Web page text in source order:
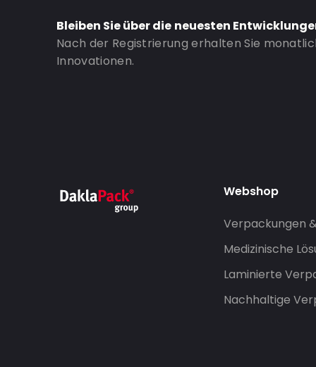
Bleiben Sie über die neuesten
Nach der Registrierung erhalten Sie
Innovationen.
Webshop
Verpackungen
Medizinische
Laminierte
Nachhaltige